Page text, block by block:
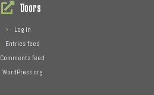
Doors
Log in
Entries feed
Comments feed
WordPress.org